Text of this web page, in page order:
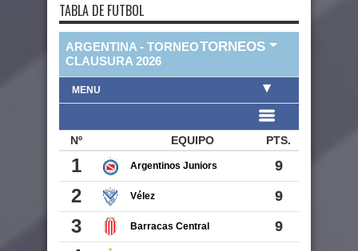
TABLA DE FUTBOL